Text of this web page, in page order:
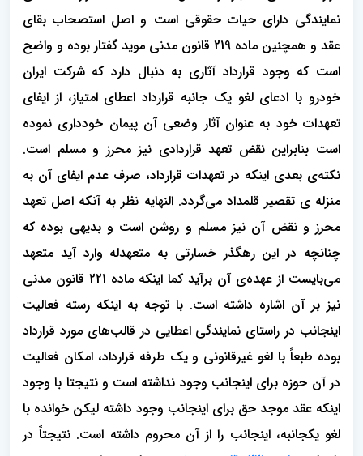
نمایندگی دارای حیات حقوقی است و اصل استصحاب بقای
عقد و همچنین ماده 219 قانون مدنی موید گفتار بوده و واضح
است که وجود قرارداد آثاری به دنبال دارد که شرکت ایران
خودرو با ادعای لغو یک جانبه قرارداد اعطای امتیاز، از ایفای
تعهدات خود به عنوان آثار وضعی آن پیمان خودداری نموده
است بنابراین نقض تعهد قراردادی نیز محرز و مسلم است.
نکته‌ی بعدی اینکه در تعهدات قرارداد، صرف عدم ایفای آن به
منزله ی تقصیر قلمداد می‌گردد. النهایه نظر به آنکه اصل تعهد
محرز و نقض آن نیز مسلم و روشن است و بدیهی بوده که
چنانچه در این رهگذر خسارتی به متعهدله وارد آید متعهد
می‌بایست از عهده‌ی آن برآید کما اینکه ماده 221 قانون مدنی
نیز بر آن اشاره داشته است. با توجه به اینکه رسته فعالیت
اینجانب در راستای نمایندگی اعطایی در قالب‌های مورد قرارداد
بوده طبعاً با لغو غیرقانونی و یک طرفه قرارداد، امکان فعالیت
در آن حوزه برای اینجانب وجود نداشته است و نتیجتا با وجود
اینکه عقد موجد حق برای اینجانب وجود داشته لیکن خوانده با
لغو یکجانبه، اینجانب را از آن محروم داشته است. نتیجتاً در